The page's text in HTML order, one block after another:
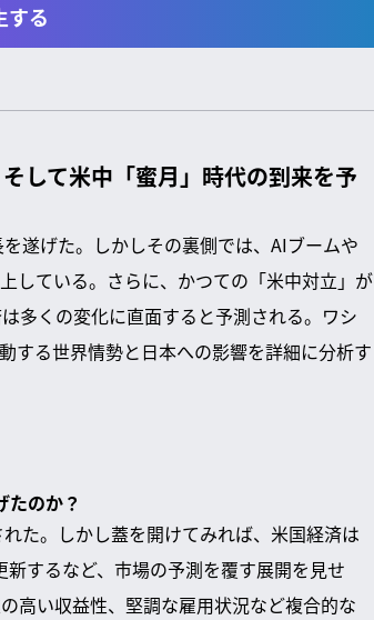
する
して米中「蜜月」時代の到来を予
遂げた。しかしその裏側では、AIブームや
している。さらに、かつての「米中対立」が
多くの変化に直面すると予測される。ワシ
する世界情勢と日本への影響を詳細に分析す
たのか？
た。しかし蓋を開けてみれば、米国経済は
するなど、市場の予測を覆す展開を見せ
高い収益性、堅調な雇用状況など複合的な